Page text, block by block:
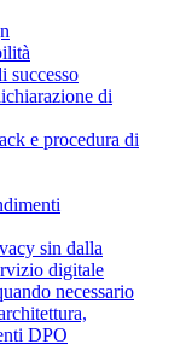
successo
di
e procedura di
sin dalla
digitale
necessario
DPO